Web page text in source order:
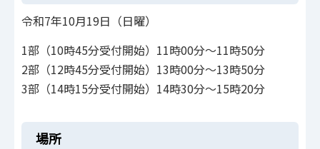
令和7年10月19日（日曜）
1部（10時45分受付開始）11時00分～11時50分
2部（12時45分受付開始）13時00分～13時50分
3部（14時15分受付開始）14時30分～15時20分
場所